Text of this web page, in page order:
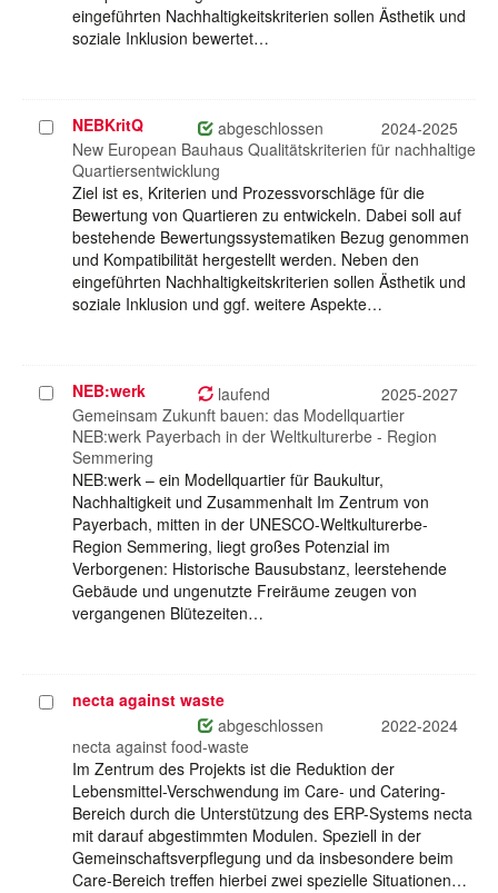
eingeführten Nachhaltigkeitskriterien sollen Ästhetik und
soziale Inklusion bewertet…
Projekt
auswählen
NEBKritQ abgeschlossen
2024-2025
New European Bauhaus Qualitätskriterien für nachhaltige
Quartiersentwicklung
Ziel ist es, Kriterien und Prozessvorschläge für die
Bewertung von Quartieren zu entwickeln. Dabei soll auf
bestehende Bewertungssystematiken Bezug genommen
und Kompatibilität hergestellt werden. Neben den
eingeführten Nachhaltigkeitskriterien sollen Ästhetik und
soziale Inklusion und ggf. weitere Aspekte…
Projekt
auswählen
NEB:werk laufend
2025-2027
Gemeinsam Zukunft bauen: das Modellquartier
NEB:werk Payerbach in der Weltkulturerbe - Region
Semmering
NEB:werk – ein Modellquartier für Baukultur,
Nachhaltigkeit und Zusammenhalt Im Zentrum von
Payerbach, mitten in der UNESCO-Weltkulturerbe-
Region Semmering, liegt großes Potenzial im
Verborgenen: Historische Bausubstanz, leerstehende
Gebäude und ungenutzte Freiräume zeugen von
vergangenen Blütezeiten…
Projektnecta against waste
abgeschlossen
2022-2024
necta against food-waste
Im Zentrum des Projekts ist die Reduktion der
Lebensmittel-Verschwendung im Care- und Catering-
Bereich durch die Unterstützung des ERP-Systems necta
mit darauf abgestimmten Modulen. Speziell in der
Gemeinschaftsverpflegung und da insbesondere beim
Care-Bereich treffen hierbei zwei spezielle Situationen…